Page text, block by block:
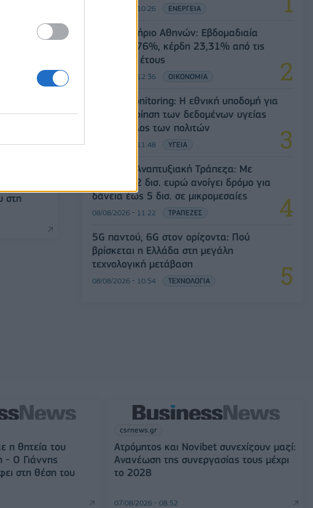
στη
08/08/2026 - 10:26 ΕΝΕΡΓΕΙΑ
Χρηματιστήριο Αθηνών: Εβδομαδιαία
άνοδος 1,76%, κέρδη 23,31% από τις
αρχές του έτους
08/08/2026 - 12:36 ΟΙΚΟΝΟΜΙΑ
Health Monitoring: Η εθνική υποδομή για
την αξιοποίηση των δεδομένων υγείας
προς όφελος των πολιτών
08/08/2026 - 11:48 ΥΓΕΙΑ
Ελληνική Αναπτυξιακή Τράπεζα: Με
«προίκα» 2 δισ. ευρώ ανοίγει δρόμο για
δάνεια έως 5 δισ. σε μικρομεσαίες
08/08/2026 - 11:22 ΤΡΑΠΕΖΕΣ
5G παντού, 6G στον ορίζοντα: Πού
βρίσκεται η Ελλάδα στη μεγάλη
τεχνολογική μετάβαση
08/08/2026 - 10:54 ΤΕΧΝΟΛΟΓΙΑ
η θητεία του
- Ο Γιάννης
στη θέση του
csrnews.gr
Ατρόμητος και Novibet συνεχίζουν μαζί:
Ανανέωση της συνεργασίας τους μέχρι
το 2028
07/08/2026 - 08:52